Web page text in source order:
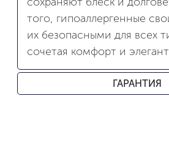
того, гипоаллергенные
их безопасными для всех
сочетая комфорт и
ГАРАНТИЯ